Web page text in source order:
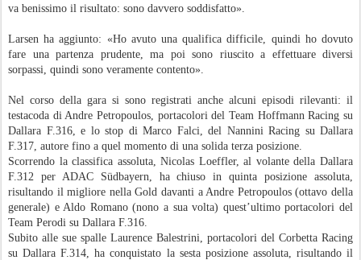
va benissimo il risultato: sono davvero soddisfatto».
Larsen ha aggiunto: «Ho avuto una qualifica difficile, quindi ho dovuto
fare una partenza prudente, ma poi sono riuscito a effettuare diversi
sorpassi, quindi sono veramente contento».
Nel corso della gara si sono registrati anche alcuni episodi rilevanti: il
testacoda di Andre Petropoulos, portacolori del Team Hoffmann Racing su
Dallara F.316, e lo stop di Marco Falci, del Nannini Racing su Dallara
F.317, autore fino a quel momento di una solida terza posizione.
Scorrendo la classifica assoluta, Nicolas Loeffler, al volante della Dallara
F.312 per ADAC Südbayern, ha chiuso in quinta posizione assoluta,
risultando il migliore nella Gold davanti a Andre Petropoulos (ottavo della
generale) e Aldo Romano (nono a sua volta) quest’ultimo portacolori del
Team Perodi su Dallara F.316.
Subito alle sue spalle Laurence Balestrini, portacolori del Corbetta Racing
su Dallara F.314, ha conquistato la sesta posizione assoluta, risultando il